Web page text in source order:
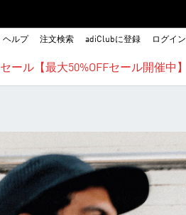
ヘルプ 注文検索 adiClubに登録 ログイン
セール【最大50%OFFセール開催中】